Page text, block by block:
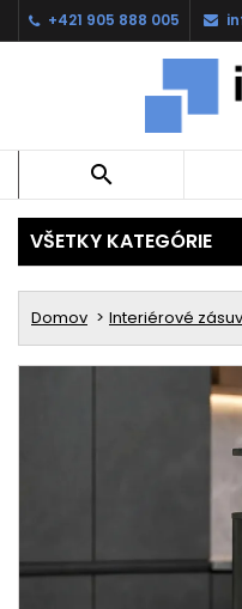
+421 905 888 005

VŠETKY KATEGÓRIE
Domov Interiérové